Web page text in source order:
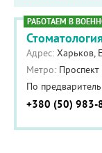
Адрес: Харьков,
Метро: Проспект
По
+380 (50) 983-
РАБОТАЕМ В